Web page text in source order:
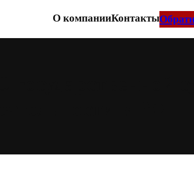
О компанииКонтакты